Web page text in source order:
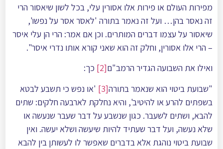
מפירות העולם או פירות אלו אסורין עלי, בכל לשון שיאסור הרי
זה נאסר בהן… ועל זה נאמר בתורה 'לאסֺר אסר על נפשו',
שיאסור על עצמו דברים המותרים. וכן אם אמר: הרי הן עלי איסר
– הרי אלו אסורין, וחלק זה הוא שאני קורא אותו נדרי איסר".
ואילו את השבועה הגדיר הרמב"ם[2]
כך:
"שבועת ביטוי הוא שנאמר בתורה[3]
'או נפש כי תשבע לבטא
בשפתים להרע או להיטיב', והיא נחלקת לארבעה חלקים: שתים
להבא, ושתים לשעבר. כגון שנשבע על דבר שעבר שנעשה או
שלא נעשה, ועל דבר שעתיד להיות שיעשה ושלא יעשה. ואין
שבועת ביטוי נוהגת אלא בדברים שאפשר לו לעשותן בין להבא